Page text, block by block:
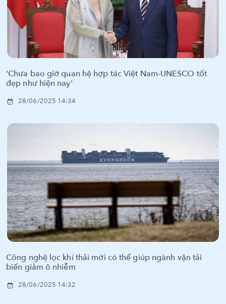
'Chưa bao giờ quan hệ hợp tác Việt Nam-UNESCO tốt
đẹp như hiện nay'
28/06/2025 14:34
Công nghệ lọc khí thải mới có thể giúp ngành vận tải
biển giảm ô nhiễm
28/06/2025 14:32